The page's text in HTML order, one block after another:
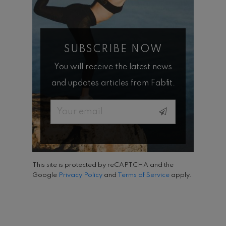
SUBSCRIBE NOW
You will receive the latest news
and updates articles from Fabfit.
Email
This site is protected by reCAPTCHA and the
Google Privacy Policy and Terms of Service apply.